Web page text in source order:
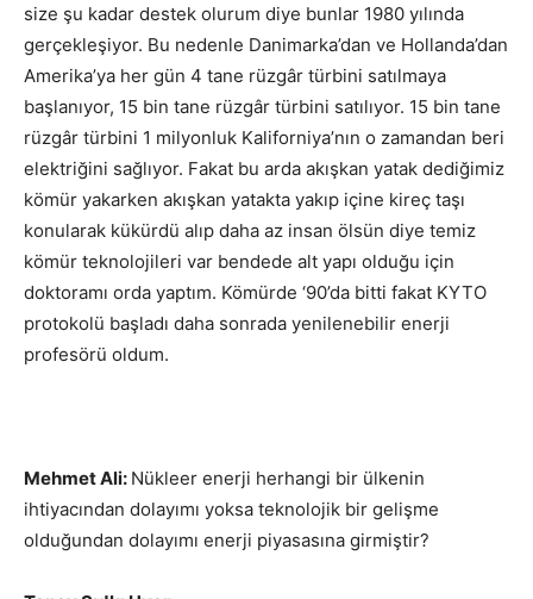
size şu kadar destek olurum diye bunlar 1980 yılında
gerçekleşiyor. Bu nedenle Danimarka’dan ve Hollanda’dan
Amerika’ya her gün 4 tane rüzgâr türbini satılmaya
başlanıyor, 15 bin tane rüzgâr türbini satılıyor. 15 bin tane
rüzgâr türbini 1 milyonluk Kaliforniya’nın o zamandan beri
elektriğini sağlıyor. Fakat bu arda akışkan yatak dediğimiz
kömür yakarken akışkan yatakta yakıp içine kireç taşı
konularak kükürdü alıp daha az insan ölsün diye temiz
kömür teknolojileri var bendede alt yapı olduğu için
doktoramı orda yaptım. Kömürde ‘90’da bitti fakat KYTO
protokolü başladı daha sonrada yenilenebilir enerji
profesörü oldum.
Mehmet Ali: Nükleer enerji herhangi bir ülkenin
ihtiyacından dolayımı yoksa teknolojik bir gelişme
olduğundan dolayımı enerji piyasasına girmiştir?